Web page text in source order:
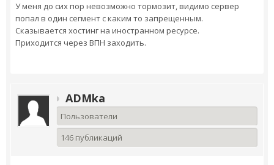
У меня до сих пор невозможно тормозит, видимо сервер
попал в один сегмент с каким то запрещенным.
Сказывается хостинг на иностранном ресурсе.
Приходится через ВПН заходить.
ADMka
Пользователи
146 публикаций